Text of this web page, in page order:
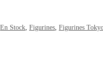
En Stock, Figurines, Figurines